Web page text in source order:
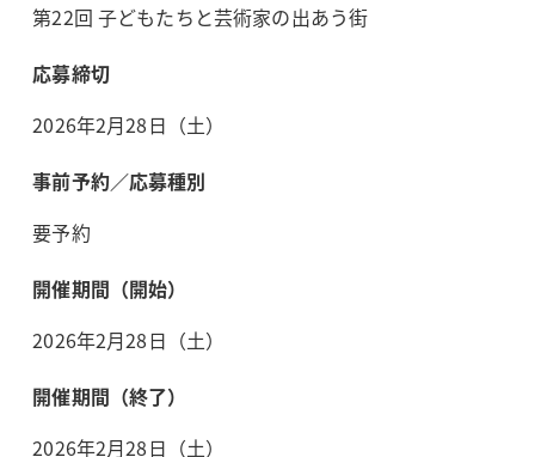
第22回 子どもたちと芸術家の出あう街
応募締切
2026年2月28日（土）
事前予約／応募種別
要予約
開催期間（開始）
2026年2月28日（土）
開催期間（終了）
2026年2月28日（土）